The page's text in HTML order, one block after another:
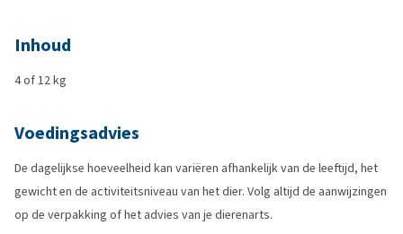
Inhoud
4 of 12 kg
Voedingsadvies
De dagelijkse hoeveelheid kan variëren afhankelijk van de leeftijd, het
gewicht en de activiteitsniveau van het dier. Volg altijd de aanwijzingen
op de verpakking of het advies van je dierenarts.